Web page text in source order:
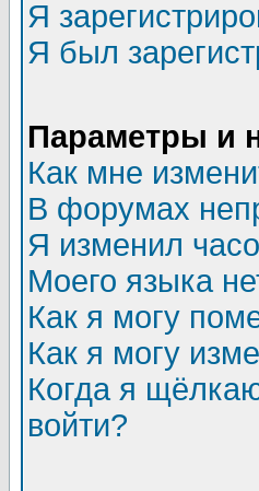
Я
Я был
Параметры и
Как мне
В форумах
Я изменил
Моего языка
Как я могу
Как я могу
Когда я
войти?